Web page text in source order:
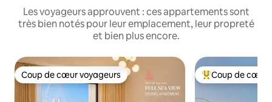
Les voyageurs approuvent : ces appartements sont
très bien notés pour leur emplacement, leur propreté
et bien plus encore.
Coup de cœur voyageurs
Coup de cœur voyageurs Coups de cœur
Coup de cœur